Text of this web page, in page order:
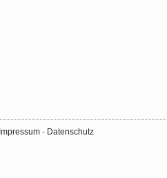
Impressum - Datenschutz